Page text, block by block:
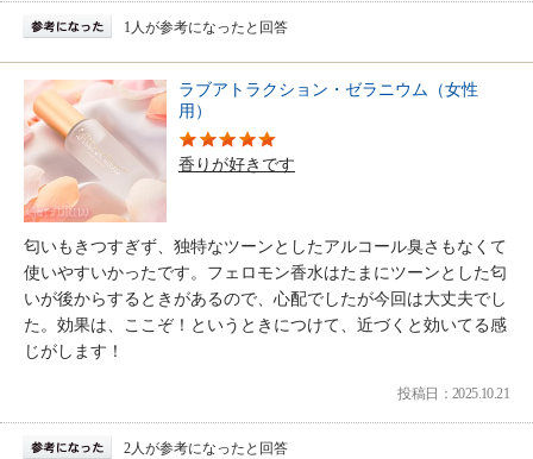
1人が参考になったと回答
ラブアトラクション・ゼラニウム（女性
用）
香りが好きです
匂いもきつすぎず、独特なツーンとしたアルコール臭さもなくて
使いやすいかったです。フェロモン香水はたまにツーンとした匂
いが後からするときがあるので、心配でしたが今回は大丈夫でし
た。効果は、ここぞ！というときにつけて、近づくと効いてる感
じがします！
投稿日：2025.10.21
2人が参考になったと回答